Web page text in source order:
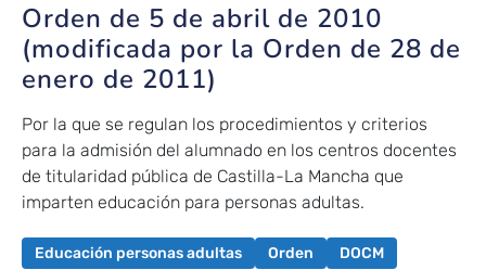
abril
por
Orden de 5 de abril de 2010
(modificada por la Orden de 28 de
enero de 2011)
Por la que se regulan los procedimientos y criterios
para la admisión del alumnado en los centros docentes
de titularidad pública de Castilla-La Mancha que
imparten educación para personas adultas.
Educación personas adultas Orden DOCM